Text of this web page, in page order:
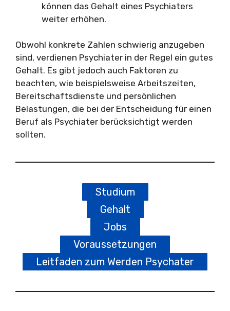
können das Gehalt eines Psychiaters
weiter erhöhen.
Obwohl konkrete Zahlen schwierig anzugeben
sind, verdienen Psychiater in der Regel ein gutes
Gehalt. Es gibt jedoch auch Faktoren zu
beachten, wie beispielsweise Arbeitszeiten,
Bereitschaftsdienste und persönlichen
Belastungen, die bei der Entscheidung für einen
Beruf als Psychiater berücksichtigt werden
sollten.
Studium
Gehalt
Jobs
Voraussetzungen
Leitfaden zum Werden Psychater